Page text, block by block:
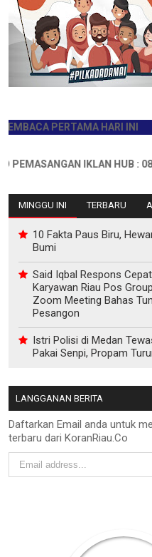
PERTAMA HARI INI
IKLAN HUB :
MINGGU INI TERBARU
10 Fakta Paus Biru,
Bumi
Said Iqbal Respons
Karyawan Riau Pos
Zoom Meeting Bahas
Pesangon
Istri Polisi di Medan
Pakai Senpi, Propam
LANGGANAN BERITA
Daftarkan Email anda untuk
terbaru dari KoranRiau.Co